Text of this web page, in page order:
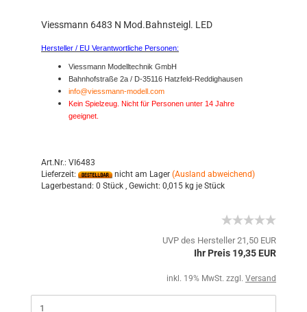
Viessmann 6483 N Mod.Bahnsteigl. LED
Hersteller / EU Verantwortliche Personen:
Viessmann Modelltechnik GmbH
Bahnhofstraße 2a / D-35116 Hatzfeld-Reddighausen
info@viessmann-modell.com
Kein Spielzeug. Nicht für Personen unter 14 Jahre
geeignet.
Art.Nr.: VI6483
Lieferzeit:
nicht am Lager (Ausland abweichend)
Lagerbestand: 0 Stück , Gewicht: 0,015 kg je Stück
UVP des Hersteller 21,50 EUR
Ihr Preis 19,35 EUR
inkl. 19% MwSt. zzgl. Versand